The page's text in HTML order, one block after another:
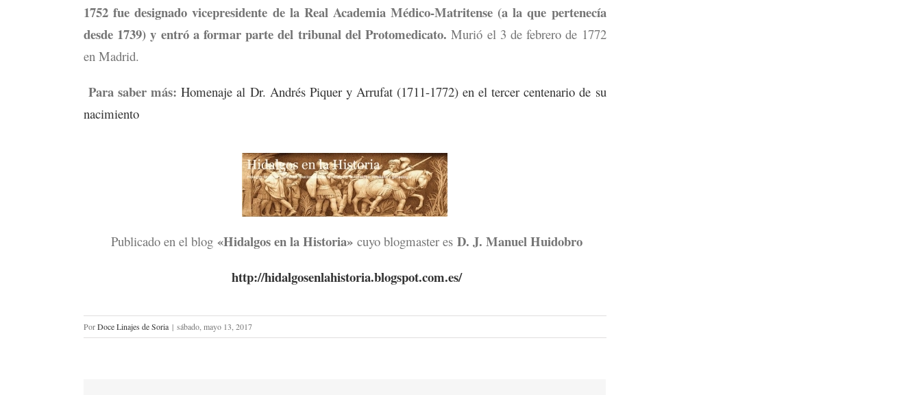
1752 fue designado vicepresidente de la Real Academia Médico-Matritense (a la que pertenecía
desde 1739) y entró a formar parte del tribunal del Protomedicato.Murió el 3 de febrero de 1772
en Madrid.
Para saber más: Homenaje al Dr. Andrés Piquer y Arrufat (1711-1772) en el tercer centenario de su
nacimiento
Publicado en el blog «Hidalgos en la Historia» cuyo blogmaster esD. J. Manuel Huidobro
http://hidalgosenlahistoria.blogspot.com.es/
PorDoce Linajes de Soria | sábado, mayo 13, 2017